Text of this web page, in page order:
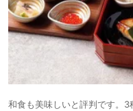
和食も美味しいと評判です。3